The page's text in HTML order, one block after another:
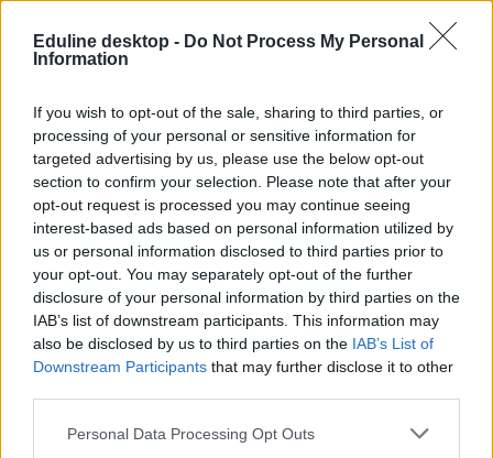
Eduline desktop - Do Not Process My Personal
Information
If you wish to opt-out of the sale, sharing to third parties, or
processing of your personal or sensitive information for
targeted advertising by us, please use the below opt-out
section to confirm your selection. Please note that after your
opt-out request is processed you may continue seeing
interest-based ads based on personal information utilized by
us or personal information disclosed to third parties prior to
your opt-out. You may separately opt-out of the further
disclosure of your personal information by third parties on the
IAB’s list of downstream participants. This information may
also be disclosed by us to third parties on the IAB’s List of
Downstream Participants that may further disclose it to other
Personal Data Processing Opt Outs
érettségi 2021
maszkviselés
maszkhasználat
érettségi felkészülés
érettségi tisztázó